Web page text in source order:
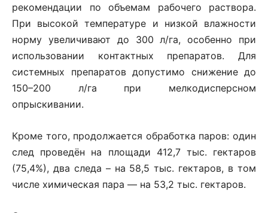
рекомендации по объемам рабочего раствора.
При высокой температуре и низкой влажности
норму увеличивают до 300 л/га, особенно при
использовании контактных препаратов. Для
системных препаратов допустимо снижение до
150–200 л/га при мелкодисперсном
опрыскивании.
Кроме того, продолжается обработка паров: один
след проведён на площади 412,7 тыс. гектаров
(75,4%), два следа – на 58,5 тыс. гектаров, в том
числе химическая пара — на 53,2 тыс. гектаров.